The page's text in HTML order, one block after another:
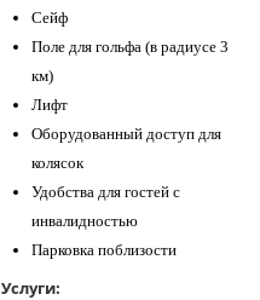
Сейф
Поле для гольфа (в радиусе 3
км)
Лифт
Оборудованный доступ для
колясок
Удобства для гостей с
инвалидностью
Парковка поблизости
Услуги: